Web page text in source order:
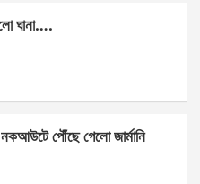
ঘানা….
পৌঁছে গেলো জার্মানি